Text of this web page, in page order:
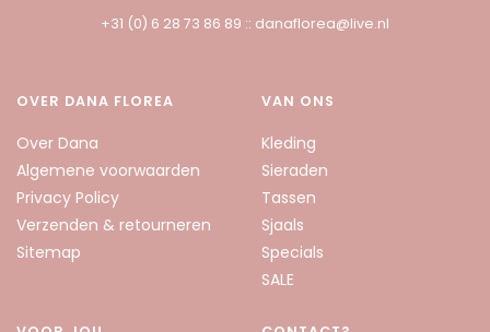
+31 (0) 6 28 73 86 89 :: danaflorea@live.nl
OVER DANA FLOREA
Over Dana
Algemene voorwaarden
Privacy Policy
Verzenden & retourneren
Sitemap
VAN ONS
Kleding
Sieraden
Tassen
Sjaals
Specials
SALE